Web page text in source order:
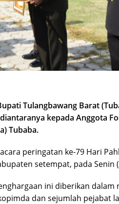
Tulangbawang Barat
kepada Anggota
Tubaba.
peringatan ke-79 Hari
setempat, pada Senin
ini diberikan dalam
dan sejumlah pejabat